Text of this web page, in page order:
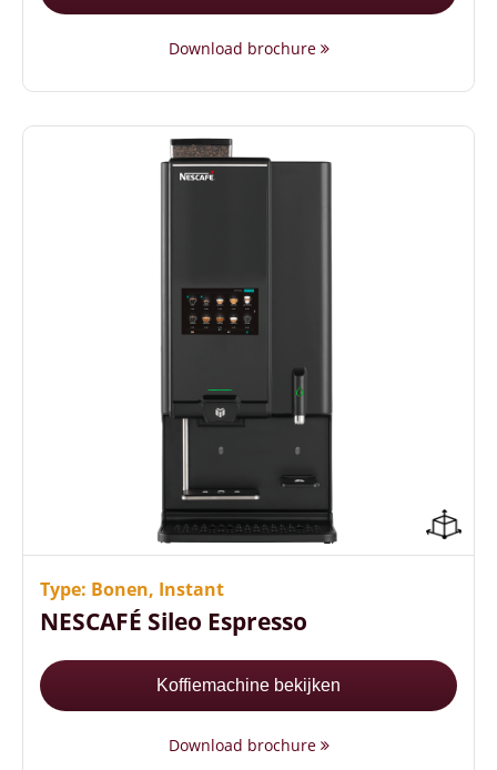
Download brochure
Gebruiks- en onderhoudsvriendelijk
Sterkteregeling per consumptie
Twee verschillende koffiesoorten
Type: Bonen, Instant
NESCAFÉ Sileo Espresso
Koffiemachine bekijken
Download brochure